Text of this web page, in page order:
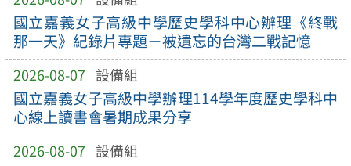
國立嘉義女子高級中學歷史學科中心辦理《終戰
那一天》紀錄片專題－被遺忘的台灣二戰記憶
2026-08-07 設備組
國立嘉義女子高級中學辦理114學年度歷史學科中
心線上讀書會暑期成果分享
2026-08-07 設備組